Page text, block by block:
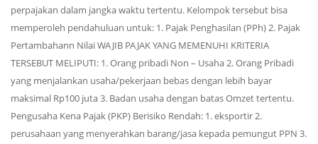
perpajakan dalam jangka waktu tertentu. Kelompok tersebut bisa
memperoleh pendahuluan untuk: 1. Pajak Penghasilan (PPh) 2. Pajak
Pertambahann Nilai WAJIB PAJAK YANG MEMENUHI KRITERIA
TERSEBUT MELIPUTI: 1. Orang pribadi Non – Usaha 2. Orang Pribadi
yang menjalankan usaha/pekerjaan bebas dengan lebih bayar
maksimal Rp100 juta 3. Badan usaha dengan batas Omzet tertentu.
Pengusaha Kena Pajak (PKP) Berisiko Rendah: 1. eksportir 2.
perusahaan yang menyerahkan barang/jasa kepada pemungut PPN 3.